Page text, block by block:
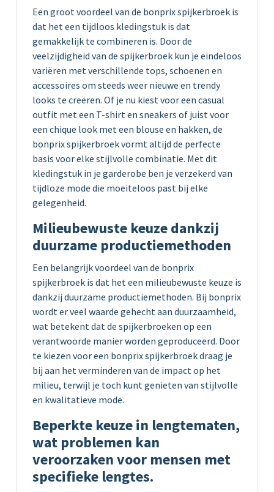
Een groot voordeel van de bonprix spijkerbroek is
dat het een tijdloos kledingstuk is dat
gemakkelijk te combineren is. Door de
veelzijdigheid van de spijkerbroek kun je eindeloos
variëren met verschillende tops, schoenen en
accessoires om steeds weer nieuwe en trendy
looks te creëren. Of je nu kiest voor een casual
outfit met een T-shirt en sneakers of juist voor
een chique look met een blouse en hakken, de
bonprix spijkerbroek vormt altijd de perfecte
basis voor elke stijlvolle combinatie. Met dit
kledingstuk in je garderobe ben je verzekerd van
tijdloze mode die moeiteloos past bij elke
gelegenheid.
Milieubewuste keuze dankzij
duurzame productiemethoden
Een belangrijk voordeel van de bonprix
spijkerbroek is dat het een milieubewuste keuze is
dankzij duurzame productiemethoden. Bij bonprix
wordt er veel waarde gehecht aan duurzaamheid,
wat betekent dat de spijkerbroeken op een
verantwoorde manier worden geproduceerd. Door
te kiezen voor een bonprix spijkerbroek draag je
bij aan het verminderen van de impact op het
milieu, terwijl je toch kunt genieten van stijlvolle
en kwalitatieve mode.
Beperkte keuze in lengtematen,
wat problemen kan
veroorzaken voor mensen met
specifieke lengtes.